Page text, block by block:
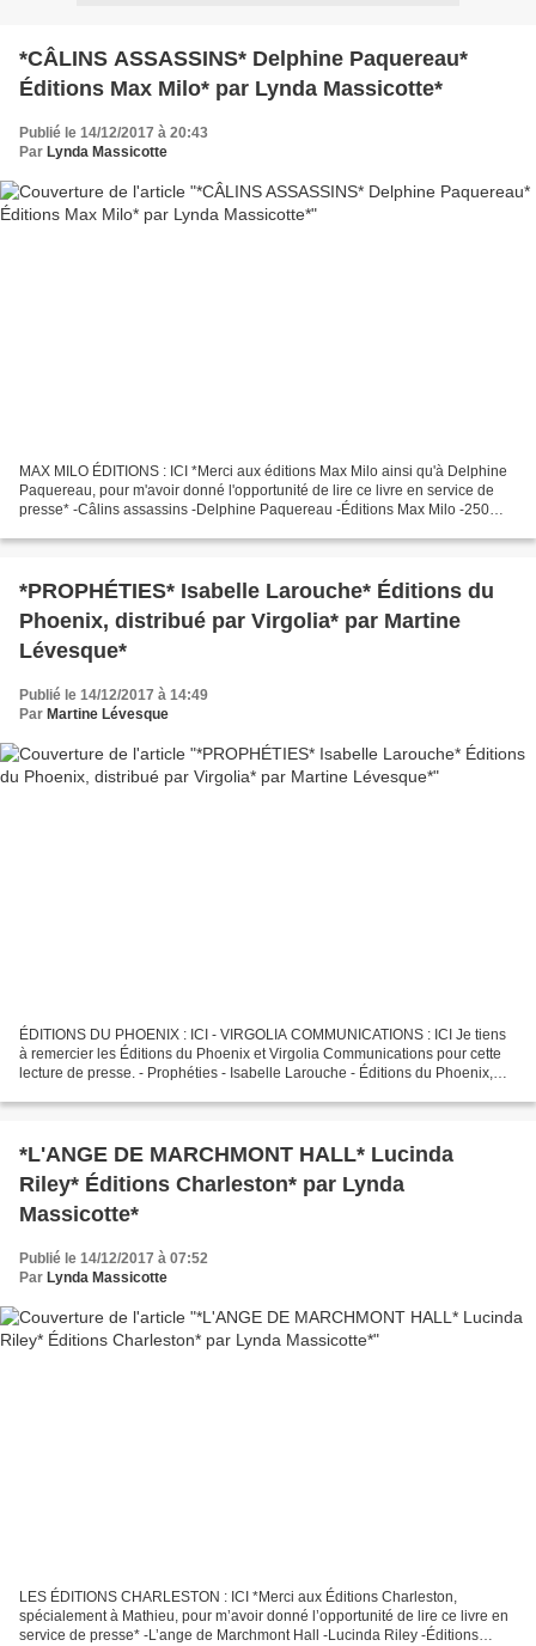
*CÂLINS ASSASSINS* Delphine Paquereau*
Éditions Max Milo* par Lynda Massicotte*
Publié le 14/12/2017 à 20:43
Par Lynda Massicotte
MAX MILO ÉDITIONS : ICI *Merci aux éditions Max Milo ainsi qu'à Delphine
Paquereau, pour m'avoir donné l'opportunité de lire ce livre en service de
presse* -Câlins assassins -Delphine Paquereau -Éditions Max Milo -250
*PROPHÉTIES* Isabelle Larouche* Éditions du
Phoenix, distribué par Virgolia* par Martine
Lévesque*
Publié le 14/12/2017 à 14:49
Par Martine Lévesque
ÉDITIONS DU PHOENIX : ICI - VIRGOLIA COMMUNICATIONS : ICI Je tiens
à remercier les Éditions du Phoenix et Virgolia Communications pour cette
lecture de presse. - Prophéties - Isabelle Larouche - Éditions du Phoenix,
*L'ANGE DE MARCHMONT HALL* Lucinda
Riley* Éditions Charleston* par Lynda
Massicotte*
Publié le 14/12/2017 à 07:52
Par Lynda Massicotte
LES ÉDITIONS CHARLESTON : ICI *Merci aux Éditions Charleston,
spécialement à Mathieu, pour m’avoir donné l’opportunité de lire ce livre en
service de presse* -L’ange de Marchmont Hall -Lucinda Riley -Éditions